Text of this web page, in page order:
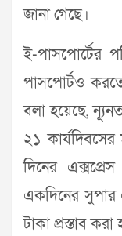
জানা গেছে।
ই-পাসপোর্টের
পাসপোর্টও
বলা হয়েছে,
২১
দিনের
একদিনের সুপার
টাকা প্রস্তাব করা